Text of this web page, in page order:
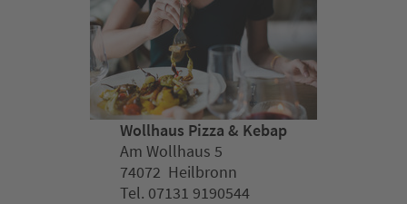
Wollhaus Pizza & Kebap
Am Wollhaus 5
74072 Heilbronn
Tel. 07131 9190544